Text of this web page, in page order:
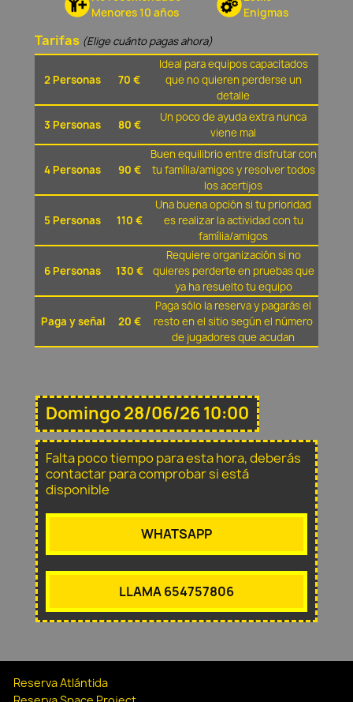
Menores 10 años
Enigmas
Tarifas (Elige cuánto pagas ahora)
2 Personas 70 €
Ideal para equipos capacitados
que no quieren perderse un
detalle
3 Personas 80 €
Un poco de ayuda extra nunca
viene mal
4 Personas 90 €
Buen equilibrio entre disfrutar con
tu família/amigos y resolver todos
los acertijos
5 Personas 110 €
Una buena opción si tu prioridad
es realizar la actividad con tu
família/amigos
6 Personas 130 €
Requiere organización si no
quieres perderte en pruebas que
ya ha resuelto tu equipo
Paga y señal 20 €
Paga sólo la reserva y pagarás el
resto en el sitio según el número
de jugadores que acudan
Domingo 28/06/26 10:00
Falta poco tiempo para esta hora, deberás
contactar para comprobar si está
disponible
WHATSAPP
LLAMA 654757806
Reserva Atlántida